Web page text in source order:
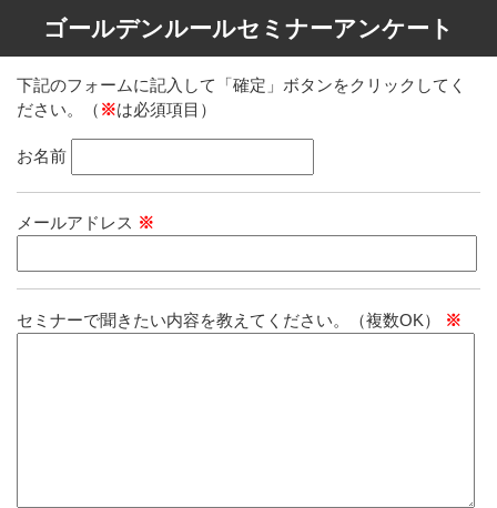
ゴールデンルールセミナーアンケート
下記のフォームに記入して「確定」ボタンをクリックしてく
ださい。（ ※は必須項目）
お名前
メールアドレス ※
セミナーで聞きたい内容を教えてください。（複数OK） ※